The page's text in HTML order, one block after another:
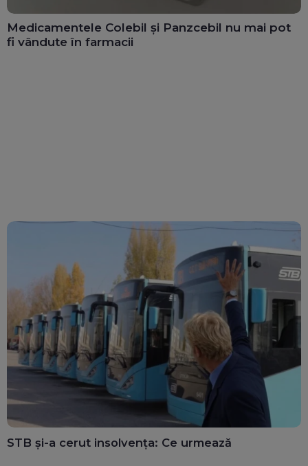
Medicamentele Colebil și Panzcebil nu mai pot
fi vândute în farmacii
STB și-a cerut insolvența: Ce urmează